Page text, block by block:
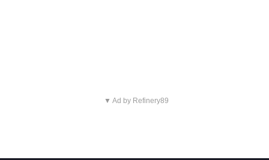
▼ Ad by Refinery89